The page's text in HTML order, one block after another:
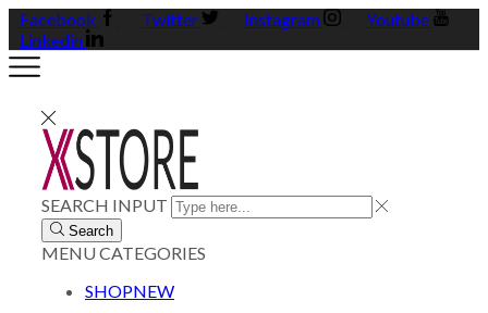
Facebook Twitter Instagram
Youtube
Linkedin
SEARCH INPUT
Search
MENUCATEGORIES
SHOPNEW